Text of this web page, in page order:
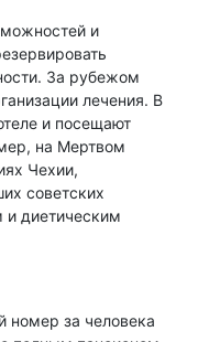
и
За рубежом
лечения. В
и посещают
на Мертвом
Чехии,
советских
и диетическим
номер за человека